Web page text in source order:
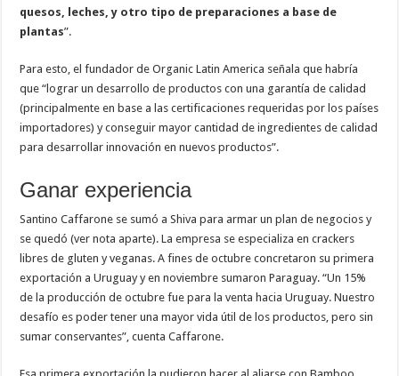
quesos, leches, y otro tipo de preparaciones a base de
plantas”.
Para esto, el fundador de Organic Latin America señala que habría
que “lograr un desarrollo de productos con una garantía de calidad
(principalmente en base a las certificaciones requeridas por los países
importadores) y conseguir mayor cantidad de ingredientes de calidad
para desarrollar innovación en nuevos productos”.
Ganar experiencia
Santino Caffarone se sumó a Shiva para armar un plan de negocios y
se quedó (ver nota aparte). La empresa se especializa en crackers
libres de gluten y veganas. A fines de octubre concretaron su primera
exportación a Uruguay y en noviembre sumaron Paraguay. “Un 15%
de la producción de octubre fue para la venta hacia Uruguay. Nuestro
desafío es poder tener una mayor vida útil de los productos, pero sin
sumar conservantes”, cuenta Caffarone.